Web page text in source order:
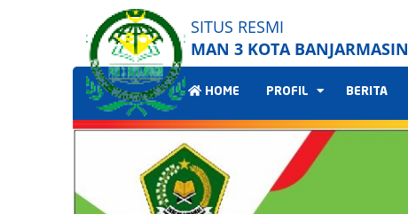
SITUS RESMI
MAN 3 KOTA BANJARMASIN
HOME PROFIL BERITA